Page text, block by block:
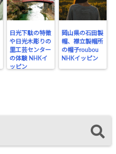
日光下駄の特徴
や日光木彫りの
里工芸センター
の体験 NHKイ
ッピン
岡山県の石田製
帽、襟立製帽所
の帽子roubou
NHKイッピン